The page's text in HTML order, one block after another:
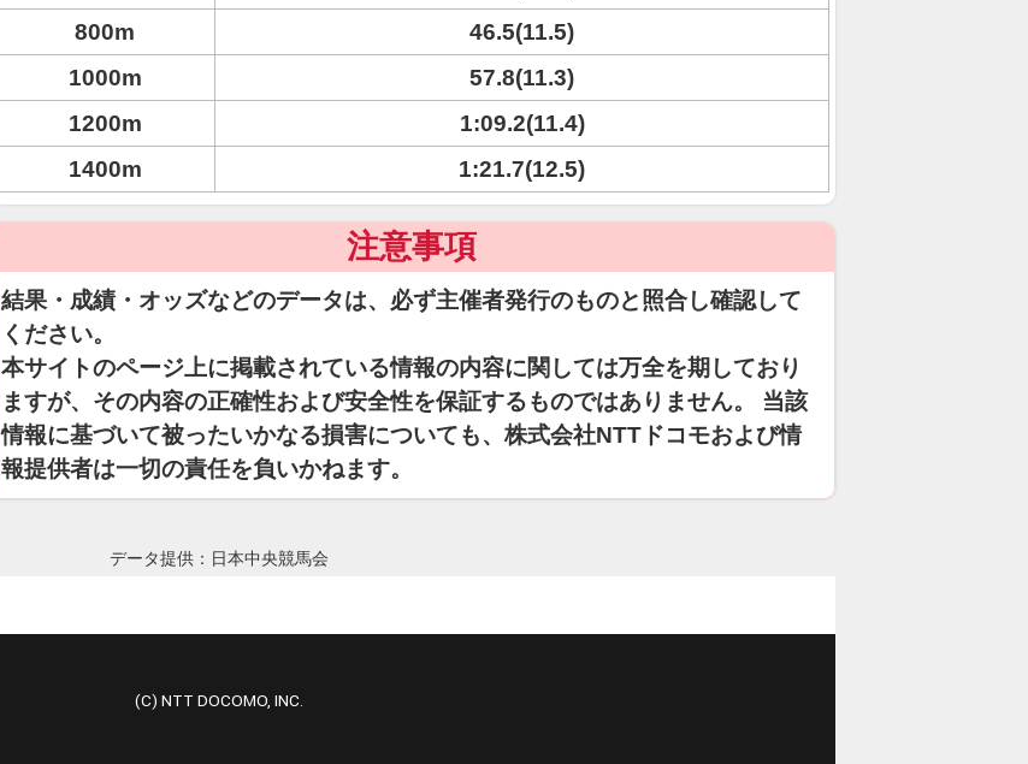
800m
46.5(11.5)
1000m
57.8(11.3)
1200m
1:09.2(11.4)
1400m
1:21.7(12.5)
注意事項
結果・成績・オッズなどのデータは、必ず主催者発行のものと照合し確認して
ください。
本サイトのページ上に掲載されている情報の内容に関しては万全を期しており
ますが、その内容の正確性および安全性を保証するものではありません。 当該
情報に基づいて被ったいかなる損害についても、株式会社NTTドコモおよび情
報提供者は一切の責任を負いかねます。
データ提供：日本中央競馬会
(C) NTT DOCOMO, INC.